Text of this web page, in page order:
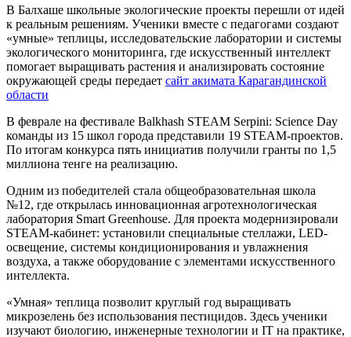
В Балхаше школьные экологические проекты перешли от идей
к реальным решениям. Ученики вместе с педагогами создают
«умные» теплицы, исследовательские лаборатории и системы
экологического мониторинга, где искусственный интеллект
помогает выращивать растения и анализировать состояние
окружающей среды передает сайт акимата Карагандинской
области
В феврале на фестивале Balkhash STEAM Serpini: Science Day
команды из 15 школ города представили 19 STEAM-проектов.
По итогам конкурса пять инициатив получили гранты по 1,5
миллиона тенге на реализацию.
Одним из победителей стала общеобразовательная школа
№12, где открылась инновационная агротехнологическая
лаборатория Smart Greenhouse. Для проекта модернизировали
STEAM-кабинет: установили специальные стеллажи, LED-
освещение, системы кондиционирования и увлажнения
воздуха, а также оборудование с элементами искусственного
интеллекта.
«Умная» теплица позволит круглый год выращивать
микрозелень без использования пестицидов. Здесь ученики
изучают биологию, инженерные технологии и IT на практике,